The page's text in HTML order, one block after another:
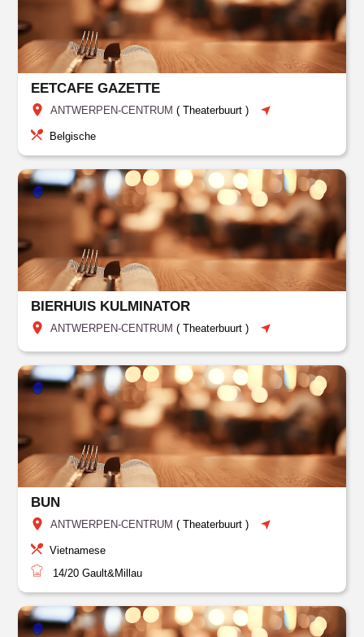
EETCAFE GAZETTE
ANTWERPEN-CENTRUM (Theaterbuurt )
Belgische
BIERHUIS KULMINATOR
ANTWERPEN-CENTRUM (Theaterbuurt )
BUN
ANTWERPEN-CENTRUM (Theaterbuurt )
Vietnamese
14/20 Gault&Millau